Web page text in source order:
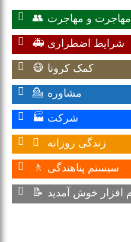
👥 مهاجرت و مهاجرت
🚑 شرایط اضطراری
😷 کمک کرونا
💁 مشاوره
🏭 شرکت
 زندگی روزانه
🚶 سیستم پناهندگی
📝